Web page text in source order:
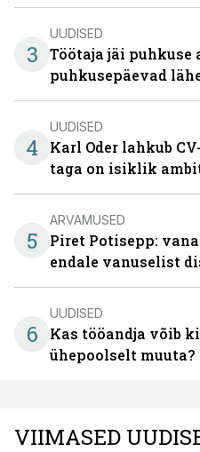
3
UUDISED
Töötaja jäi puhkuse
puhkusepäevad
4
UUDISED
Karl Oder lahkub
taga on isiklik
5
ARVAMUSED
Piret Potisepp:
endale vanuselist
6
UUDISED
Kas tööandja võib
ühepoolselt muuta?
VIIMASED